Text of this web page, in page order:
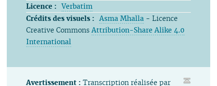
Licence : Verbatim
Crédits des visuels : Asma Mhalla - Licence
Creative CommonsAttribution-Share Alike 4.0
International
Avertissement :Transcription réalisée par